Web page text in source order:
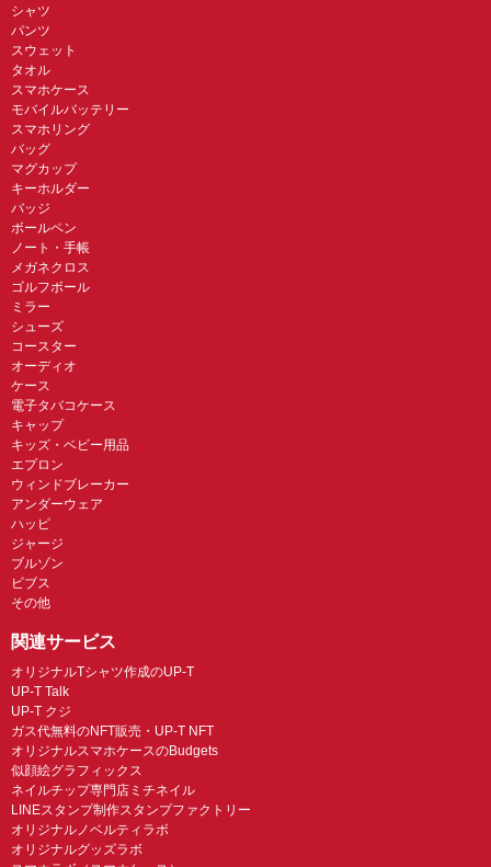
シャツ
パンツ
スウェット
タオル
スマホケース
モバイルバッテリー
スマホリング
バッグ
マグカップ
キーホルダー
バッジ
ボールペン
ノート・手帳
メガネクロス
ゴルフボール
ミラー
シューズ
コースター
オーディオ
ケース
電子タバコケース
キャップ
キッズ・ベビー用品
エプロン
ウィンドブレーカー
アンダーウェア
ハッピ
ジャージ
ブルゾン
ビブス
その他
関連サービス
オリジナルTシャツ作成のUP-T
UP-T Talk
UP-T クジ
ガス代無料のNFT販売・UP-T NFT
オリジナルスマホケースのBudgets
似顔絵グラフィックス
ネイルチップ専門店ミチネイル
LINEスタンプ制作スタンプファクトリー
オリジナルノベルティラボ
オリジナルグッズラボ